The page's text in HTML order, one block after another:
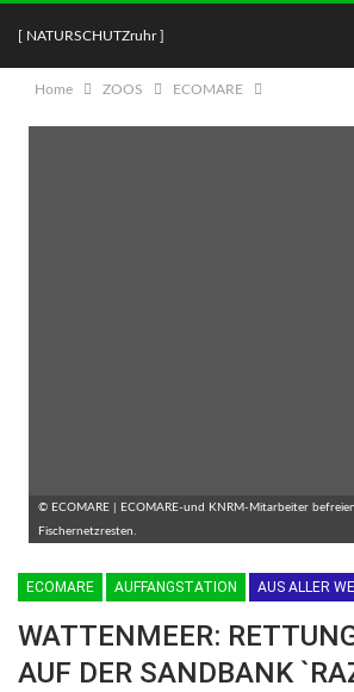
[ NATURSCHUTZruhr ]
Home ZOOS ECOMARE
© ECOMARE | ECOMARE-und KNRM-Mitarbeiter
Fischernetzresten.
ECOMARE AUFFANGSTATION AUS ALLER
WATTENMEER:
AUF DER SANDBANK